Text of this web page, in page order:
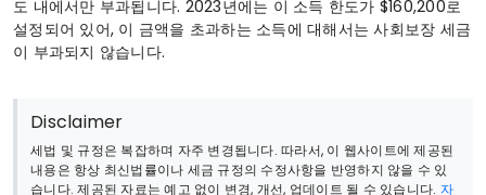
도 내에서만 부과됩니다. 2023년에는 이 소득 한도가 $160,200로
설정되어 있어, 이 금액을 초과하는 소득에 대해서는 사회보장 세금
이 부과되지 않습니다.
Disclaimer
세법 및 규정은 복잡하며 자주 변경됩니다. 따라서, 이 웹사이트에 제공된
내용은 항상 최신법률이나 세금 규정의 수정사항을 반영하지 않을 수 있
습니다. 제공된 자료는 예고 없이 변경, 개선, 업데이트 될 수 있습니다. 자